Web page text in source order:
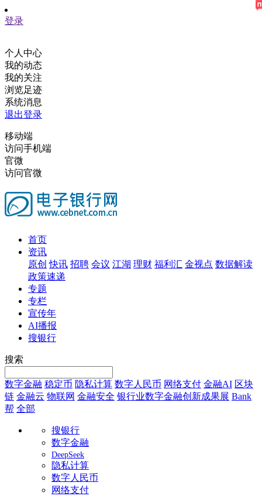
登录
个人中心
我的动态
我的关注
浏览足迹
系统消息
退出登录
移动端
访问手机端
官微
访问官微
首页
资讯
原创 快讯 招聘 会议 江湖 理财 福利汇 金视点 数据解读
政策速递
专题
专栏
宣传年
AI播报
搜银行
搜索
数字金融 稳定币 隐私计算 数字人民币 网络支付 金融AI 区块
链 金融云 物联网 金融安全 银行业数字金融创新成果展 Bank
帮 全部
搜银行
数字金融
DeepSeek
隐私计算
数字人民币
网络支付